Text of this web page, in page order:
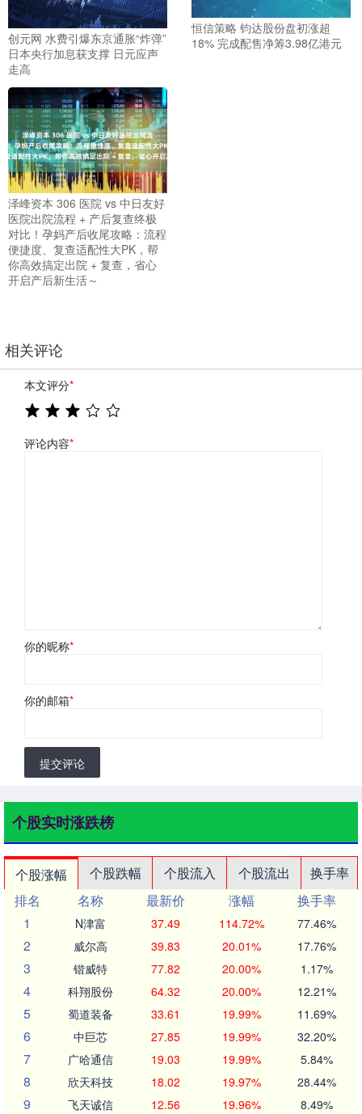
创元网 水费引爆东京通胀“炸弹”
日本央行加息获支撑 日元应声
走高
恒信策略 钧达股份盘初涨超
18% 完成配售净筹3.98亿港元
泽峰资本 306 医院 vs 中日友好
医院出院流程 + 产后复查终极
对比！孕妈产后收尾攻略：流程
便捷度、复查适配性大PK，帮
你高效搞定出院 + 复查，省心
开启产后新生活～
相关评论
本文评分*
评论内容*
你的昵称*
你的邮箱*
提交评论
个股实时涨跌榜
个股涨幅 个股跌幅 个股流入 个股流出
换手率
排名
名称 最新价 涨幅
换手率
1
N津富 37.49 114.72% 77.46%
2 威尔高 39.83 20.01% 17.76%
3 锴威特 77.82 20.00% 1.17%
4 科翔股份 64.32 20.00% 12.21%
5 蜀道装备 33.61 19.99% 11.69%
6 中巨芯 27.85 19.99% 32.20%
7 广哈通信 19.03 19.99% 5.84%
8 欣天科技 18.02 19.97% 28.44%
9 飞天诚信 12.56 19.96% 8.49%